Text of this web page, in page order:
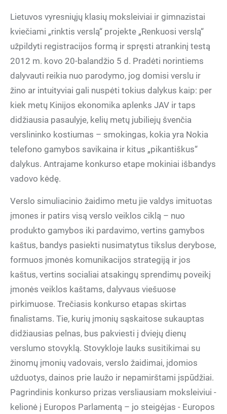
Lietuvos vyresniųjų klasių moksleiviai ir gimnazistai
kviečiami „rinktis verslą“ projekte „Renkuosi verslą“
užpildyti registracijos formą ir spręsti atrankinį testą
2012 m. kovo 20-balandžio 5 d. Pradėti norintiems
dalyvauti reikia nuo parodymo, jog domisi verslu ir
žino ar intuityviai gali nuspėti tokius dalykus kaip: per
kiek metų Kinijos ekonomika aplenks JAV ir taps
didžiausia pasaulyje, kelių metų jubiliejų švenčia
verslininko kostiumas – smokingas, kokia yra Nokia
telefono gamybos savikaina ir kitus „pikantiškus“
dalykus. Antrajame konkurso etape mokiniai išbandys
vadovo kėdę.
Verslo simuliacinio žaidimo metu jie valdys imituotas
įmones ir patirs visą verslo veiklos ciklą – nuo
produkto gamybos iki pardavimo, vertins gamybos
kaštus, bandys pasiekti nusimatytus tikslus derybose,
formuos įmonės komunikacijos strategiją ir jos
kaštus, vertins socialiai atsakingų sprendimų poveikį
įmonės veiklos kaštams, dalyvaus viešuose
pirkimuose. Trečiasis konkurso etapas skirtas
finalistams. Tie, kurių įmonių sąskaitose sukauptas
didžiausias pelnas, bus pakviesti į dviejų dienų
verslumo stovyklą. Stovykloje lauks susitikimai su
žinomų įmonių vadovais, verslo žaidimai, įdomios
užduotys, dainos prie laužo ir nepamirštami įspūdžiai.
Pagrindinis konkurso prizas versliausiam moksleiviui -
kelionė į Europos Parlamentą – jo steigėjas - Europos